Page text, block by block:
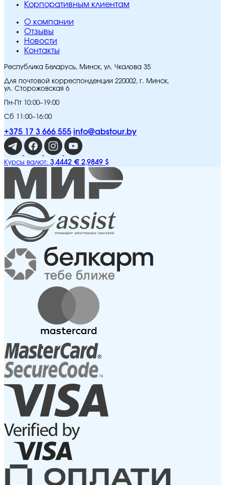
Корпоративным клиентам
O компании
Отзывы
Новости
Контакты
Республика Беларусь, Минск, ул. Чкалова 35
Для почтовой корреспонденции 220002, г. Минск,
ул. Сторожовская 6
Пн-Пт 10:00–19:00
Сб 11:00–16:00
+375 17 3 666 555 info@abstour.by
Курсы валют: 3,4442 € 2,9849 $